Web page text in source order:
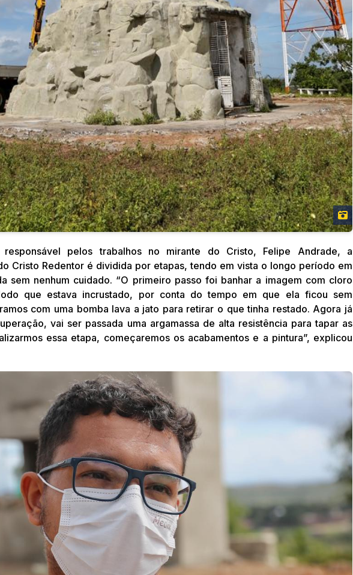
responsável pelos trabalhos no mirante do Cristo, Felipe Andrade, a
Cristo Redentor é dividida por etapas, tendo em vista o longo período em
sem nenhum cuidado. “O primeiro passo foi banhar a imagem com cloro
que estava incrustado, por conta do tempo em que ela ficou sem
com uma bomba lava a jato para retirar o que tinha restado. Agora já
vai ser passada uma argamassa de alta resistência para tapar as
essa etapa, começaremos os acabamentos e a pintura”, explicou